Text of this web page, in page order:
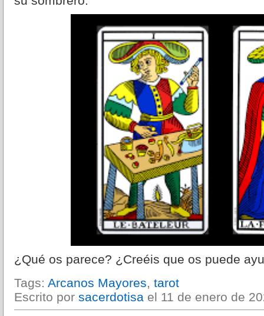
¿Qué os parece? ¿Creéis que os puede
Tags: Arcanos Mayores, tarot
Escrito por sacerdotisa el 11 de enero de